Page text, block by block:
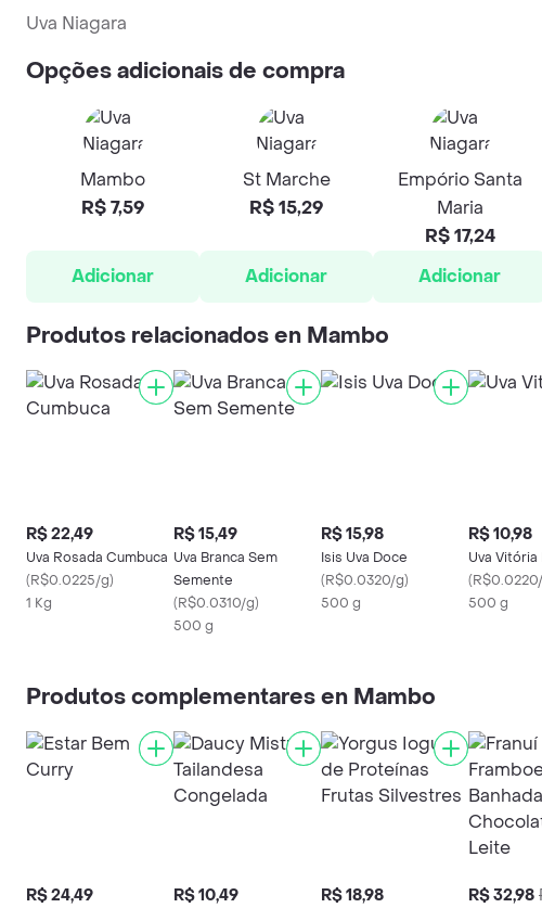
Uva Niagara
Opções adicionais de compra
Mambo
R$ 7,59
Adicionar
St Marche
R$ 15,29
Adicionar
Empório Santa
Maria
R$ 17,24
Adicionar
Produtos relacionados en Mambo
R$ 22,49
Uva Rosada Cumbuca
(R$0.0225/g)
1 Kg
R$ 15,49
Uva Branca Sem
Semente
(R$0.0310/g)
500 g
R$ 15,98
Isis Uva Doce
(R$0.0320/g)
500 g
R$ 10,98
Uva Vitória
(
500 g
Produtos complementares en Mambo
R$ 24,49 R$ 10,49 R$ 18,98 R$ 32,98